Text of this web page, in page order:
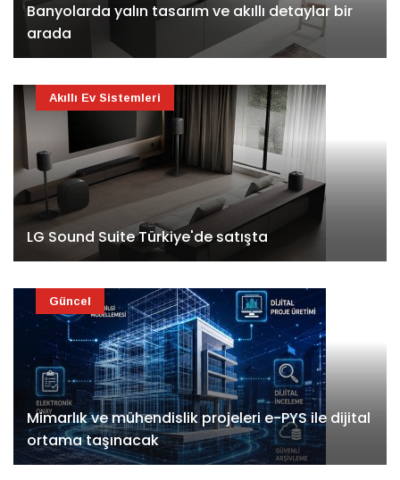
Banyolarda yalın tasarım ve akıllı detaylar bir
arada
LG Sound Suite Türkiye'de satışta
Akıllı Ev Sistemleri
Mimarlık ve mühendislik projeleri e-PYS ile dijital
ortama taşınacak
Güncel